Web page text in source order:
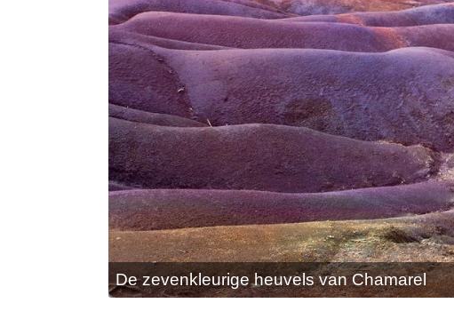
De zevenkleurige heuvels van Chamarel